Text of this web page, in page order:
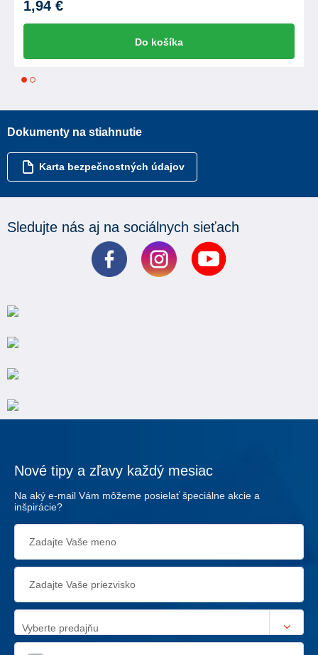
1,94 €
Do košíka
1
Dokumenty na stiahnutie
Karta bezpečnostných údajov
Sledujte nás aj na sociálnych sieťach
Nové tipy a zľavy každý mesiac
Na aký e-mail Vám môžeme posielať špeciálne akcie a
inšpirácie?
Vyberte predajňu